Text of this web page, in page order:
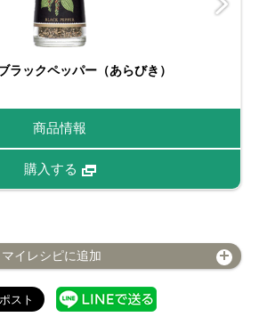
ックペッパー（あらびき）
商品情報
購入する
マイレシピに追加